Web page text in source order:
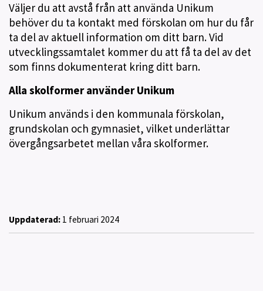
Väljer du att avstå från att använda Unikum
behöver du ta kontakt med förskolan om hur du får
ta del av aktuell information om ditt barn. Vid
utvecklingssamtalet kommer du att få ta del av det
som finns dokumenterat kring ditt barn.
Alla skolformer använder Unikum
Unikum används i den kommunala förskolan,
grundskolan och gymnasiet, vilket underlättar
övergångsarbetet mellan våra skolformer.
Uppdaterad: 1 februari 2024